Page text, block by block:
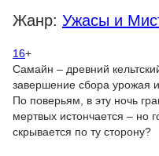
Жанр: Ужасы и
16+
Самайн – древний
завершение сбора урожая
По поверьям, в эту ночь
мертвых истончается – но
скрывается по ту сторону?